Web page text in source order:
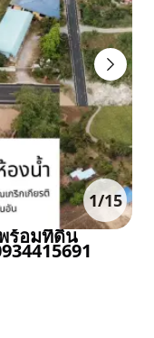
1/15
ร้อมที่ดิน